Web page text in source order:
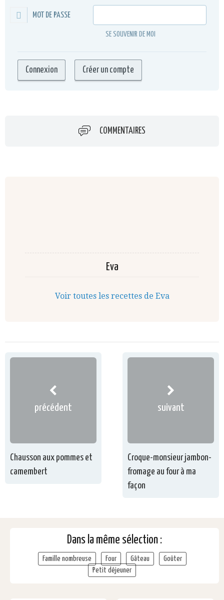
MOT DE PASSE
SE SOUVENIR DE MOI
COMMENTAIRES
Eva
Voir toutes les recettes de Eva
précédent
Chausson aux pommes et
camembert
suivant
Croque-monsieur jambon-
fromage au four à ma
façon
Dans la même sélection :
Famille nombreuse Four Gâteau
Goûter
Petit déjeuner